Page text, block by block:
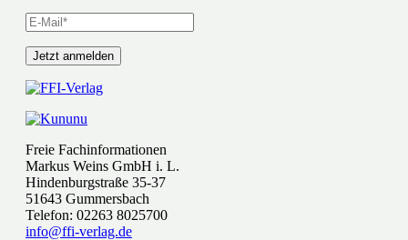
Freie Fachinformationen
Markus Weins GmbH i. L.
Hindenburgstraße 35-37
51643 Gummersbach
Telefon: 02263 8025700
info@ffi-verlag.de